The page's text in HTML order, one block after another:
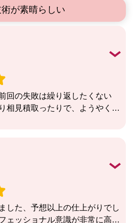
が素晴らしい
回の失敗は繰り返したくない
相見積取ったりで、ようやくた
合いになると思いますが、なに
に巡り会えてほっとしていま
した、予想以上の仕上がりでし
ェッショナル意識が非常に高い